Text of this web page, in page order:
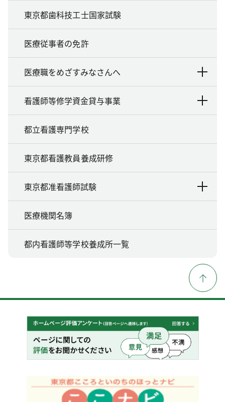
東京都歯科技工士国家試験
医療従事者の免許
医療職をめざすみなさんへ
看護師等修学資金貸与事業
都立看護専門学校
東京都看護教員養成研修
東京都准看護師試験
医療機関名簿
都内看護師等学校養成所一覧